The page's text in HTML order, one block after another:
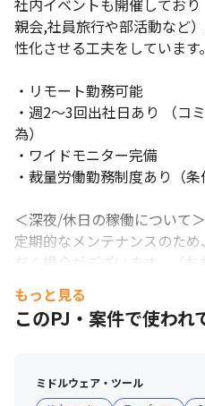
社内でのコミュニケーションを
社内イベントも開催してお
親会,社員旅行や部活動など
性化させる工夫をしています。
・リモート勤務可能
・週2〜3回出社日あり （コ
為）
・ワイドモニター完備
・裁量労働勤務制度あり（条
＜深夜/休日の稼働について＞
定期的なメンテナンスのた
だく場合がございます。（
します）
その場合は必ず代休や振替休
働にならないよう注意を払っ
＜オリジナルの評価制度あり＞
もっと見る
このPJ・案件で使われ
ミドルウェア・ツール